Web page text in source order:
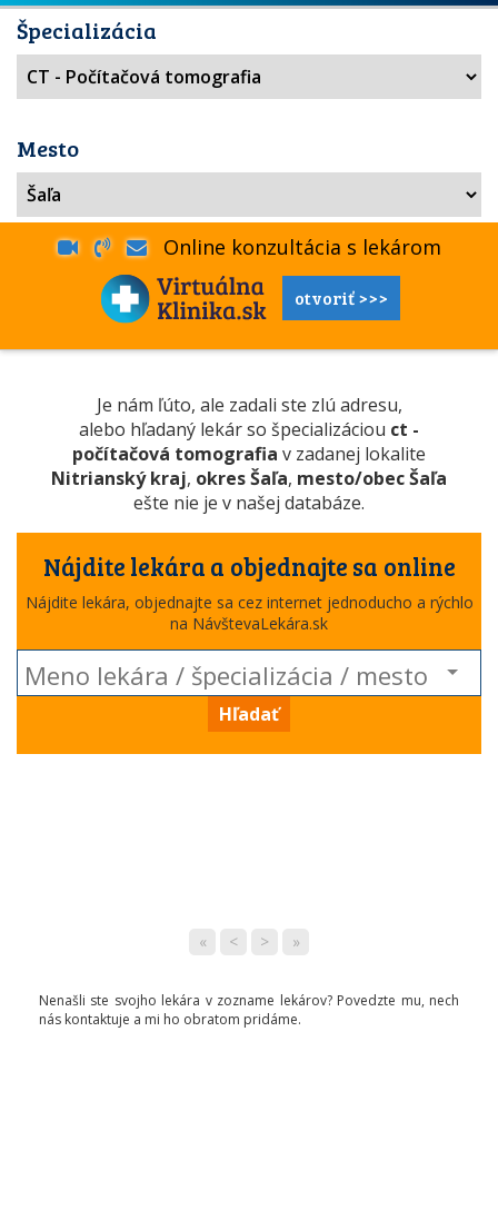
Špecializácia
Mesto
Online konzultácia s lekárom
otvoriť >>>
Je nám ľúto, ale zadali ste zlú adresu,
alebo hľadaný lekár so špecializáciou ct -
počítačová tomografia v zadanej lokalite
Nitrianský kraj, okres Šaľa, mesto/obec Šaľa
ešte nie je v našej databáze.
Nájdite lekára a objednajte sa online
Nájdite lekára, objednajte sa cez internet jednoducho a rýchlo
na NávštevaLekára.sk
Hľadať
« < > »
Nenašli ste svojho lekára v zozname lekárov? Povedzte mu, nech
nás kontaktuje a mi ho obratom pridáme.